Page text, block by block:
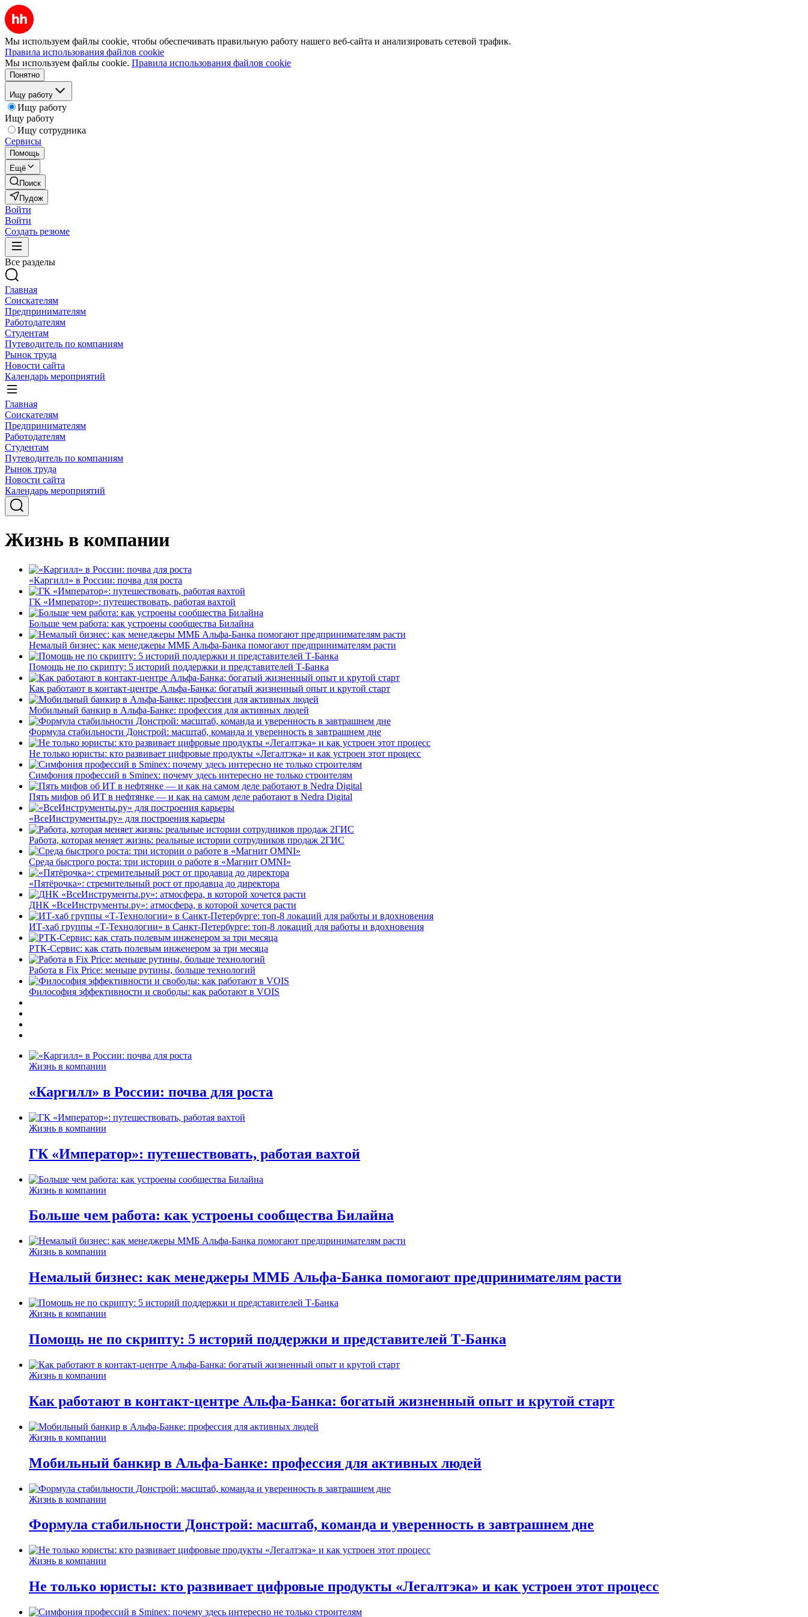
Мы используем файлы cookie, чтобы обеспечивать правильную работу нашего веб-сайта и анализировать сетевой трафик.
Правила использования файлов cookie
Мы используем файлы cookie. Правила использования файлов cookie
Понятно
Ищу работу
Ищу работу
Ищу работу
Ищу сотрудника
Сервисы
Помощь
Ещё
Поиск
Пудож
Войти
Войти
Создать резюме
Все разделы
Главная
Соискателям
Предпринимателям
Работодателям
Студентам
Путеводитель по компаниям
Рынок труда
Новости сайта
Календарь мероприятий
Главная
Соискателям
Предпринимателям
Работодателям
Студентам
Путеводитель по компаниям
Рынок труда
Новости сайта
Календарь мероприятий
Жизнь в компании
«Каргилл» в России: почва для роста
ГК «Император»: путешествовать, работая вахтой
Больше чем работа: как устроены сообщества Билайна
Немалый бизнес: как менеджеры ММБ Альфа-Банка помогают предпринимателям расти
Помощь не по скрипту: 5 историй поддержки и представителей Т-Банка
Как работают в контакт-центре Альфа-Банка: богатый жизненный опыт и крутой старт
Мобильный банкир в Альфа-Банке: профессия для активных людей
Формула стабильности Донстрой: масштаб, команда и уверенность в завтрашнем дне
Не только юристы: кто развивает цифровые продукты «Легалтэка» и как устроен этот процесс
Симфония профессий в Sminex: почему здесь интересно не только строителям
Пять мифов об ИТ в нефтянке — и как на самом деле работают в Nedra Digital
«ВсеИнструменты.ру» для построения карьеры
Работа, которая меняет жизнь: реальные истории сотрудников продаж 2ГИС
Среда быстрого роста: три истории о работе в «Магнит OMNI»
«Пятёрочка»: стремительный рост от продавца до директора
ДНК «ВсеИнструменты.ру»: атмосфера, в которой хочется расти
ИТ-хаб группы «Т-Технологии» в Санкт-Петербурге: топ-8 локаций для работы и вдохновения
РТК-Сервис: как стать полевым инженером за три месяца
Работа в Fix Price: меньше рутины, больше технологий
Философия эффективности и свободы: как работают в VOIS
Жизнь в компании
«Каргилл» в России: почва для роста
Жизнь в компании
ГК «Император»: путешествовать, работая вахтой
Жизнь в компании
Больше чем работа: как устроены сообщества Билайна
Жизнь в компании
Немалый бизнес: как менеджеры ММБ Альфа-Банка помогают предпринимателям расти
Жизнь в компании
Помощь не по скрипту: 5 историй поддержки и представителей Т-Банка
Жизнь в компании
Как работают в контакт-центре Альфа-Банка: богатый жизненный опыт и крутой старт
Жизнь в компании
Мобильный банкир в Альфа-Банке: профессия для активных людей
Жизнь в компании
Формула стабильности Донстрой: масштаб, команда и уверенность в завтрашнем дне
Жизнь в компании
Не только юристы: кто развивает цифровые продукты «Легалтэка» и как устроен этот процесс